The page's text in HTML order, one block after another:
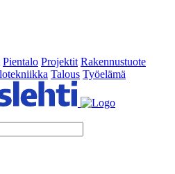
Pientalo Projektit Rakennustuote
Talous Työelämä